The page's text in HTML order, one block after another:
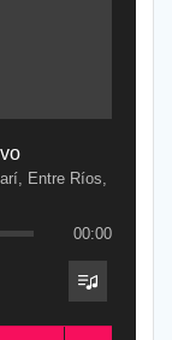
Entre Ríos,
00:00